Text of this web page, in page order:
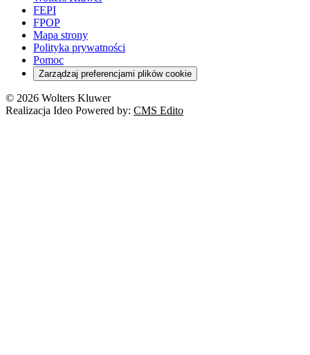
FEPI
FPOP
Mapa strony
Polityka prywatności
Pomoc
Zarządzaj preferencjami plików cookie
© 2026 Wolters Kluwer
Realizacja Ideo Powered by: CMS Edito